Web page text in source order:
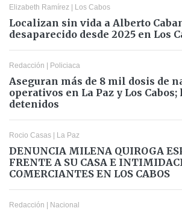
Elizabeth Ramírez Los Cabos
Localizan sin vida a Alberto
desaparecido desde 2025 en Los
Redacción Policiaca
Aseguran más de 8 mil dosis de
operativos en La Paz y Los
detenidos
Rocio Casas La Paz
DENUNCIA MILENA QUIROGA
FRENTE A SU CASA E
COMERCIANTES EN LOS CABOS
Redacción Nacional